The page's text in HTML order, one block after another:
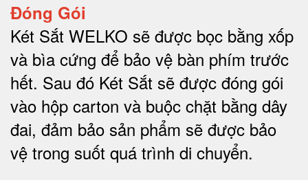
Đóng Gói
Két Sắt WELKO sẽ được bọc bằng xốp
và bìa cứng để bảo vệ bàn phím trước
hết. Sau đó Két Sắt sẽ được đóng gói
vào hộp carton và buộc chặt bằng dây
đai, đảm bảo sản phẩm sẽ được bảo
vệ trong suốt quá trình di chuyển.